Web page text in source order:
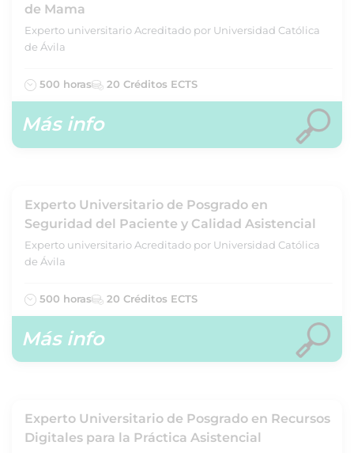
de Mama
Experto universitario Acreditado por Universidad Católica
de Ávila
500 horas 20 Créditos ECTS
Más info
Experto Universitario de Posgrado en
Seguridad del Paciente y Calidad Asistencial
Experto universitario Acreditado por Universidad Católica
de Ávila
500 horas 20 Créditos ECTS
Más info
Experto Universitario de Posgrado en Recursos
Digitales para la Práctica Asistencial